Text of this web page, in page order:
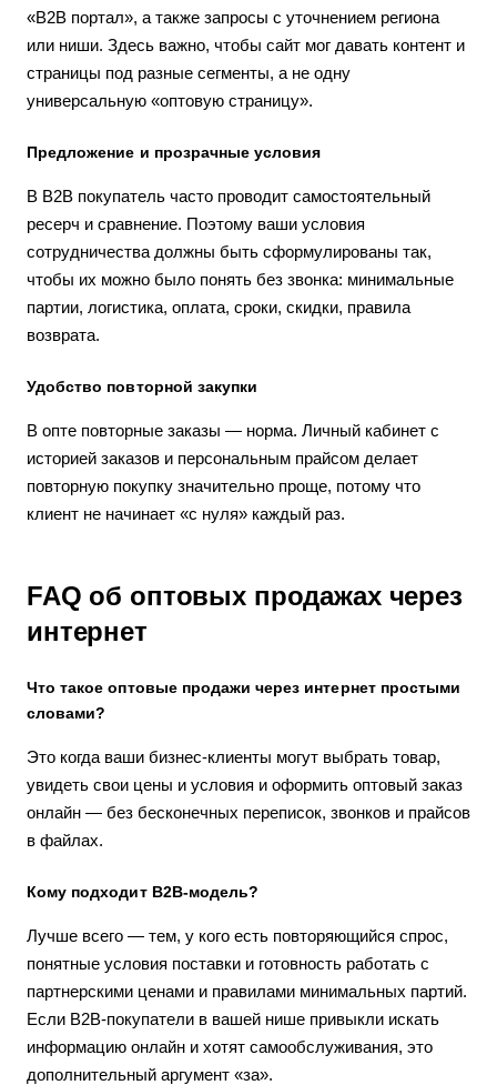
«B2B портал», а также запросы с уточнением региона
или ниши. Здесь важно, чтобы сайт мог давать контент и
страницы под разные сегменты, а не одну
универсальную «оптовую страницу».
Предложение и прозрачные условия
В B2B покупатель часто проводит самостоятельный
ресерч и сравнение. Поэтому ваши условия
сотрудничества должны быть сформулированы так,
чтобы их можно было понять без звонка: минимальные
партии, логистика, оплата, сроки, скидки, правила
возврата.
Удобство повторной закупки
В опте повторные заказы — норма. Личный кабинет с
историей заказов и персональным прайсом делает
повторную покупку значительно проще, потому что
клиент не начинает «с нуля» каждый раз.
FAQ об оптовых продажах через
интернет
Что такое оптовые продажи через интернет простыми
словами?
Это когда ваши бизнес-клиенты могут выбрать товар,
увидеть свои цены и условия и оформить оптовый заказ
онлайн — без бесконечных переписок, звонков и прайсов
в файлах.
Кому подходит B2B-модель?
Лучше всего — тем, у кого есть повторяющийся спрос,
понятные условия поставки и готовность работать с
партнерскими ценами и правилами минимальных партий.
Если B2B-покупатели в вашей нише привыкли искать
информацию онлайн и хотят самообслуживания, это
дополнительный аргумент «за».